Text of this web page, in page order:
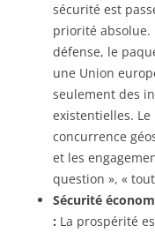
sécurité est
priorité absolue.
défense, le
une Union
seulement des
existentielles.
concurrence
et les
question », «
Sécurité
: La prospérité